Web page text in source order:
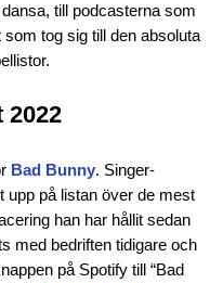
till podcasterna som
tog sig till den absoluta
2022
Bad Bunny. Singer-
upp på listan över de mest
han har hållit sedan
med bedriften tidigare och
på Spotify till “Bad